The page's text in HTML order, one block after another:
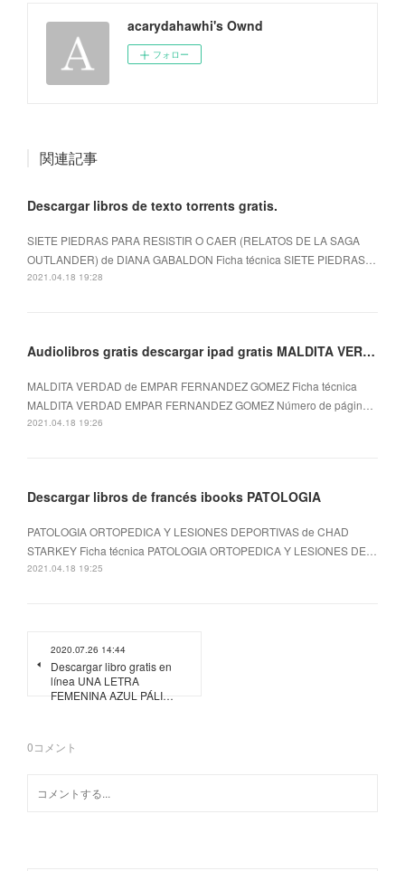
acarydahawhi's Ownd
フォロー
関連記事
Descargar libros de texto torrents gratis.
SIETE PIEDRAS PARA RESISTIR O CAER (RELATOS DE LA SAGA
OUTLANDER) de DIANA GABALDON Ficha técnica SIETE PIEDRAS…
2021.04.18 19:28
Audiolibros gratis descargar ipad gratis MALDITA VERDAD
MALDITA VERDAD de EMPAR FERNANDEZ GOMEZ Ficha técnica
MALDITA VERDAD EMPAR FERNANDEZ GOMEZ Número de págin…
2021.04.18 19:26
Descargar libros de francés ibooks PATOLOGIA
PATOLOGIA ORTOPEDICA Y LESIONES DEPORTIVAS de CHAD
STARKEY Ficha técnica PATOLOGIA ORTOPEDICA Y LESIONES DE…
2021.04.18 19:25
2020.07.26 14:44
Descargar libro gratis en
línea UNA LETRA
FEMENINA AZUL PÁLI…
0コメント